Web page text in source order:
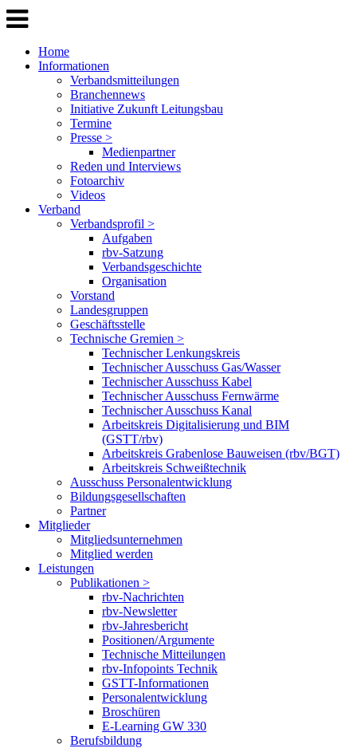
Home
Informationen
Verbandsmitteilungen
Branchennews
Initiative Zukunft Leitungsbau
Termine
Presse >
Medienpartner
Reden und Interviews
Fotoarchiv
Videos
Verband
Verbandsprofil >
Aufgaben
rbv-Satzung
Verbandsgeschichte
Organisation
Vorstand
Landesgruppen
Geschäftsstelle
Technische Gremien >
Technischer Lenkungskreis
Technischer Ausschuss Gas/Wasser
Technischer Ausschuss Kabel
Technischer Ausschuss Fernwärme
Technischer Ausschuss Kanal
Arbeitskreis Digitalisierung und BIM
(GSTT/rbv)
Arbeitskreis Grabenlose Bauweisen (rbv/BGT)
Arbeitskreis Schweißtechnik
Ausschuss Personalentwicklung
Bildungsgesellschaften
Partner
Mitglieder
Mitgliedsunternehmen
Mitglied werden
Leistungen
Publikationen >
rbv-Nachrichten
rbv-Newsletter
rbv-Jahresbericht
Positionen/Argumente
Technische Mitteilungen
rbv-Infopoints Technik
GSTT-Informationen
Personalentwicklung
Broschüren
E-Learning GW 330
Berufsbildung